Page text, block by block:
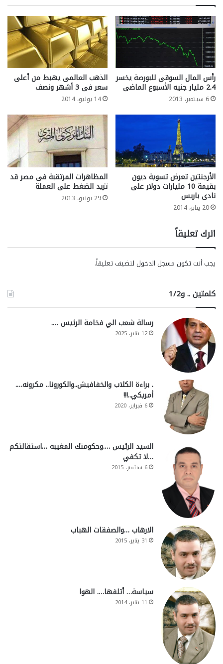
رأس المال السوقى للبورصة يخسر
2.4 مليار جنيه الأسبوع الماضى
6 سبتمبر، 2013
الذهب العالمى يهبط من أعلى
سعر فى 3 أشهر ونصف
14 يوليو، 2014
الأرجنتين تعرض تسوية ديون
بقيمة 10 مليارات دولار على
نادى باريس
20 يناير، 2014
المظاهرات المرتقبة فى مصر قد
تزيد الضغط على العملة
29 يونيو، 2013
اترك تعليقاً
يجب أنت تكون مسجل الدخول لتضيف تعليقاً.
كلمتين .. و1/2
رسالة شعب الي فخامة الرئيس ….
12 يناير، 2025
. براءة الكلاب والخفافيش..والكورونا.. مكرونه….
أمريكي..!!!
6 فبراير، 2020
السيد الرئيس ….وحكومتك المغيبه …استقالتكم
…لا تكفي
6 سبتمبر، 2015
الارهاب …والصفقات الهباب
31 يناير، 2015
سياسة… أتلفها…. الهوا
11 يناير، 2014